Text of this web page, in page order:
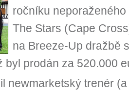
ročníku
The Stars (Cape
na Breeze-Up dražbě
byl prodán za 520.000
newmarketský trenér